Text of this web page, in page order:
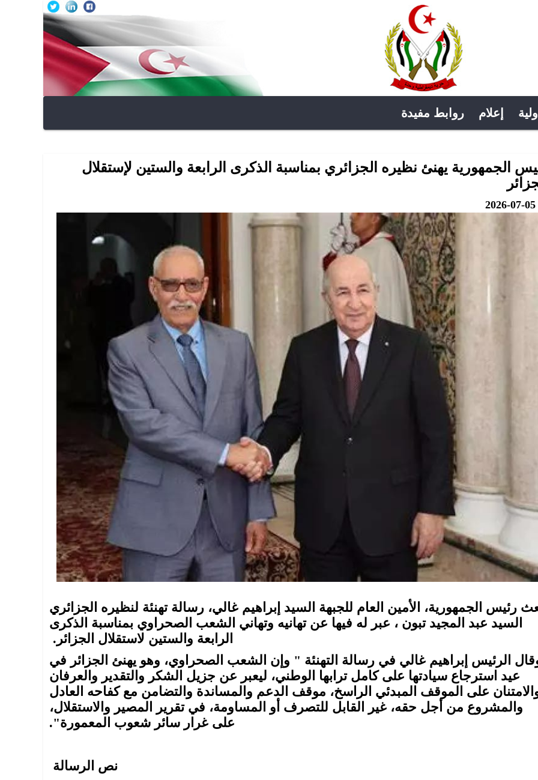
إعلام روابط مفيدة
الجمهورية يهنئ نظيره الجزائري بمناسبة الذكرى الرابعة والستين لإستقلال
رئيس الجمهورية، الأمين العام للجبهة السيد إبراهيم غالي، رسالة تهنئة لنظيره الجزائري
السيد عبد المجيد تبون ، عبر له فيها عن تهانيه وتهاني الشعب الصحراوي بمناسبة الذكرى
الرابعة والستين لاستقلال الجزائر.
الرئيس إبراهيم غالي في رسالة التهنئة " وإن الشعب الصحراوي، وهو يهنئ الجزائر في
عيد استرجاع سيادتها على كامل ترابها الوطني، ليعبر عن جزيل الشكر والتقدير والعرفان
على الموقف المبدئي الراسخ، موقف الدعم والمساندة والتضامن مع كفاحه العادل
والمشروع من أجل حقه، غير القابل للتصرف أو المساومة، في تقرير المصير والاستقلال،
على غرار سائر شعوب المعمورة".
نص الرسالة